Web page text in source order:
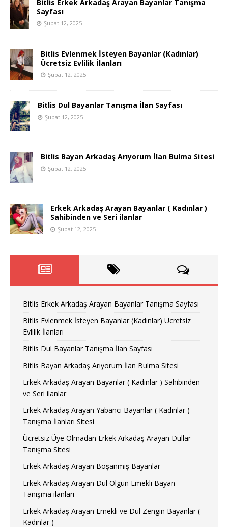
Bitlis Erkek Arkadaş Arayan Bayanlar Tanışma
Sayfası
Şubat 12, 2025
Bitlis Evlenmek İsteyen Bayanlar (Kadınlar)
Ücretsiz Evlilik İlanları
Şubat 12, 2025
Bitlis Dul Bayanlar Tanışma İlan Sayfası
Şubat 12, 2025
Bitlis Bayan Arkadaş Arıyorum İlan Bulma Sitesi
Şubat 12, 2025
Erkek Arkadaş Arayan Bayanlar ( Kadınlar )
Sahibinden ve Seri ilanlar
Şubat 12, 2025
Bitlis Erkek Arkadaş Arayan Bayanlar Tanışma Sayfası
Bitlis Evlenmek İsteyen Bayanlar (Kadınlar) Ücretsiz
Evlilik İlanları
Bitlis Dul Bayanlar Tanışma İlan Sayfası
Bitlis Bayan Arkadaş Arıyorum İlan Bulma Sitesi
Erkek Arkadaş Arayan Bayanlar ( Kadınlar ) Sahibinden
ve Seri ilanlar
Erkek Arkadaş Arayan Yabancı Bayanlar ( Kadınlar )
Tanışma İlanları Sitesi
Ücretsiz Üye Olmadan Erkek Arkadaş Arayan Dullar
Tanışma Sitesi
Erkek Arkadaş Arayan Boşanmış Bayanlar
Erkek Arkadaş Arayan Dul Olgun Emekli Bayan
Tanışma ilanları
Erkek Arkadaş Arayan Emekli ve Dul Zengin Bayanlar (
Kadınlar )